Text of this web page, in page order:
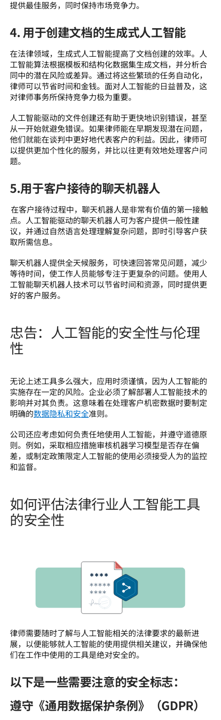
提供最佳服务，同时保持市场竞争力。
4. 用于创建文档的生成式人工智能
在法律领域，生成式人工智能提高了文档创建的效率。人
工智能算法根据模板和结构化数据集生成文档，并分析合
同中的潜在风险或差异。通过将这些繁琐的任务自动化，
律师可以节省时间和金钱。面对人工智能的日益普及，这
对律师事务所保持竞争力极为重要。
人工智能驱动的文件创建还有助于更快地识别错误，甚至
从一开始就避免错误。如果律师能在早期发现潜在问题，
他们就能在谈判中更好地代表客户的利益。因此，律师可
以提供更加个性化的服务，并比以往更有效地处理客户问
题。
5.用于客户接待的聊天机器人
在客户接待过程中，聊天机器人是非常有价值的第一接触
点。人工智能驱动的聊天机器人可为客户提供一般性建
议，并通过自然语言处理理解复杂问题，即时引导客户获
取所需信息。
聊天机器人提供全天候服务，可快速回答常见问题，减少
等待时间，使工作人员能够专注于更复杂的问题。使用人
工智能聊天机器人技术可以节省时间和资源，同时提供更
好的客户服务。
忠告：人工智能的安全性与伦理
性
无论上述工具多么强大，应用时须谨慎，因为人工智能的
实施存在一定的风险。企业必须了解部署人工智能技术的
影响并对其负责。这意味着在处理客户机密数据时要制定
明确的数据隐私和安全准则。
公司还应考虑如何负责任地使用人工智能，并遵守道德原
则。例如，采取相应措施审核机器学习模型是否存在偏
差，或制定政策限定人工智能的使用必须接受人为的监控
和监督。
如何评估法律行业人工智能工具
的安全性
律师需要随时了解与人工智能相关的法律要求的最新进
展，以便能够就人工智能的使用提供相关建议，并确保他
们在工作中使用的工具是绝对安全的。
以下是一些需要注意的安全标志：
遵守《通用数据保护条例》（GDPR）